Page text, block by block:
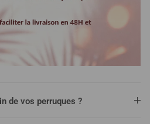
de vos perruques ?